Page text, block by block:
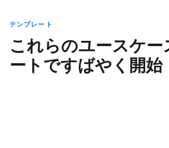
テンプレート
これらのユースケー
ートですばやく開始